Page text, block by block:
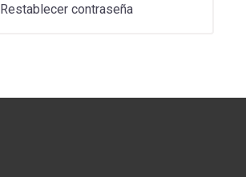
Restablecer contraseña